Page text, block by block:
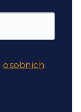
osobních